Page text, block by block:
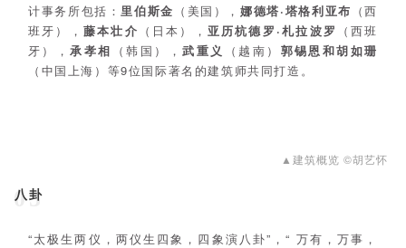
计事务所包括： 里伯斯金 （美国），娜德塔·塔格利亚布 （西
班牙）， 藤本壮介 （日本）， 亚历杭德罗·札拉波罗 （西班
牙），承孝相 （韩国），武重义 （越南） 郭锡恩和胡如珊
（中国上海）等9位国际著名的建筑师共同打造。
▲建筑概览 ©胡艺怀
03
八卦
“太极生两仪，两仪生四象，四象演八卦”，“ 万有，万事，